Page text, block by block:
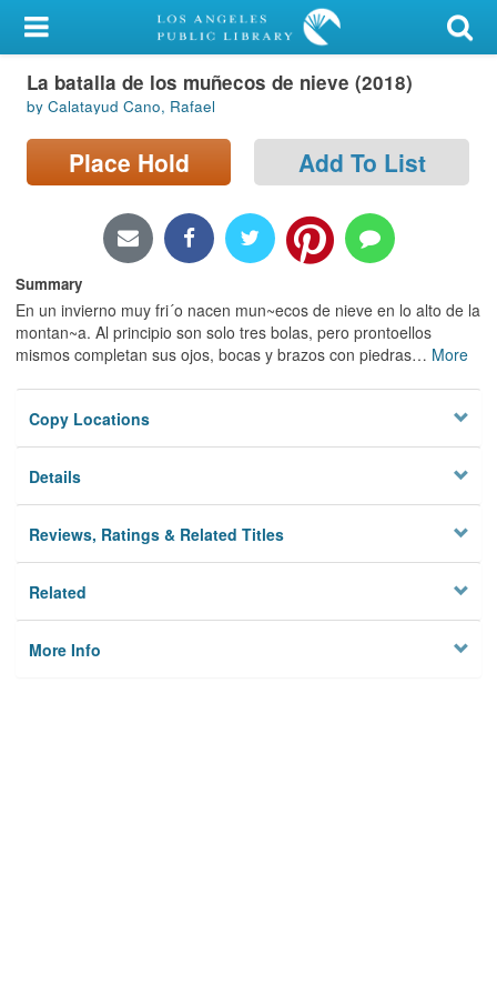
My Account
Library Card
Sign In
Locations/Hours (external
page)
Privacy
La batalla de los muñecos de nieve (2018)
by Calatayud Cano, Rafael
Place Hold Add To List
Summary
En un invierno muy fri´o nacen mun~ecos de nieve en lo alto de la
montan~a. Al principio son solo tres bolas, pero prontoellos
mismos completan sus ojos, bocas y brazos con piedras… More
Copy Locations
Details
Reviews, Ratings & Related Titles
Related
More Info